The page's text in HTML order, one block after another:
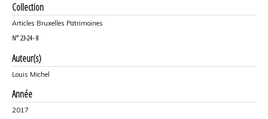
Collection
Articles Bruxelles Patrimoines
N° 23-24 - 8
Auteur(s)
Louis Michel
Année
2017